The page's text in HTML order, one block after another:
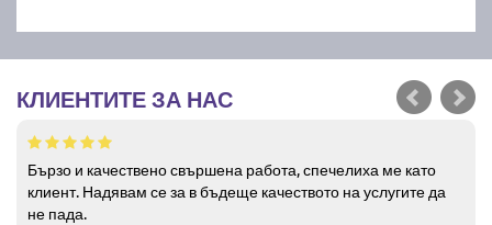
КЛИЕНТИТЕ ЗА НАС
Бързо и качествено свършена работа, спечелиха ме като
клиент. Надявам се за в бъдеще качеството на услугите да
не пада.